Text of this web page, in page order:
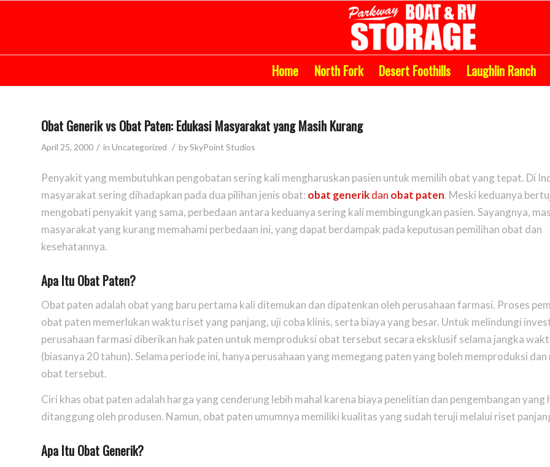
Home North Fork Desert Foothills Laughlin Ranch
Obat Generik vs Obat Paten: Edukasi Masyarakat yang Masih Kurang
April 25, 2000 / in Uncategorized / bySkyPoint Studios
Penyakit yang membutuhkan pengobatan sering kali mengharuskan pasien untuk memilih obat yang tepat. Di
masyarakat sering dihadapkan pada dua pilihan jenis obat: obat generikdan obat paten. Meski keduanya
mengobati penyakit yang sama, perbedaan antara keduanya sering kali membingungkan pasien. Sayangnya,
masyarakat yang kurang memahami perbedaan ini, yang dapat berdampak pada keputusan pemilihan obat dan
kesehatannya.
Apa Itu Obat Paten?
Obat paten adalah obat yang baru pertama kali ditemukan dan dipatenkan oleh perusahaan farmasi. Proses
obat paten memerlukan waktu riset yang panjang, uji coba klinis, serta biaya yang besar. Untuk melindungi
perusahaan farmasi diberikan hak paten untuk memproduksi obat tersebut secara eksklusif selama jangka
(biasanya 20 tahun). Selama periode ini, hanya perusahaan yang memegang paten yang boleh memproduksi dan
obat tersebut.
Ciri khas obat paten adalah harga yang cenderung lebih mahal karena biaya penelitian dan pengembangan yang
ditanggung oleh produsen. Namun, obat paten umumnya memiliki kualitas yang sudah teruji melalui riset
Apa Itu Obat Generik?